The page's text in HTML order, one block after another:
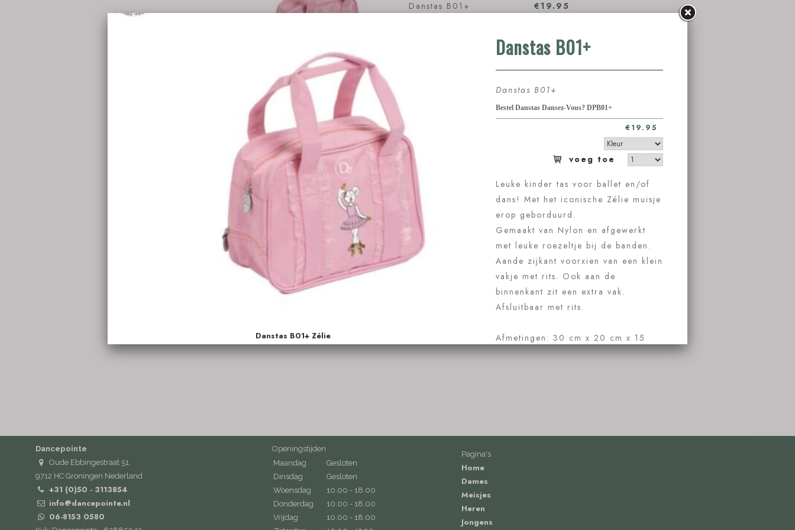
€19.95
Danstas B01+
Gemaakt van Nylon en afgewerkt met leuke
roezeltje bij de banden. Aande zijkant voorxien
van een klein vakje met rits. Ook aan de
Afmetingen: 30 cm x 20 cm x 15 cm.
Dancepointe
Oude Ebbingestraat 51,
9712 HC Groningen Nederland
+31 (0)50 - 3113854
info@dancepointe.nl
06-8153 0580
Openingstijden
Maandag
Gesloten
Dinsdag
Gesloten
Woensdag
10.00 - 18.00
Donderdag
10.00 - 18.00
Vrijdag
10.00 - 18.00
Pagina's
Home
Dames
Meisjes
Heren
Jongens